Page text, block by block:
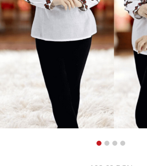
Дамски панталони
Дамски пуловери
Дамски сака
Дамски спортни комплекти
Дамски тениски
Дамски якета
Жилетка
Поли